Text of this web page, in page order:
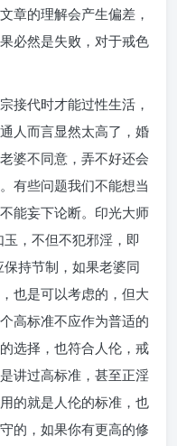
章的理解会产生偏差，
必然是失败，对于戒色
接代时才能过性生活，
人而言显然太高了，婚
婆不同意，弄不好还会
有些问题我们不能想当
能妄下论断。印光大师
，不但不犯邪淫，即
持节制，如果老婆同
也是可以考虑的，但大
高标准不应作为普适的
选择，也符合人伦，戒
讲过高标准，甚至正淫
的就是人伦的标准，也
的，如果你有更高的修